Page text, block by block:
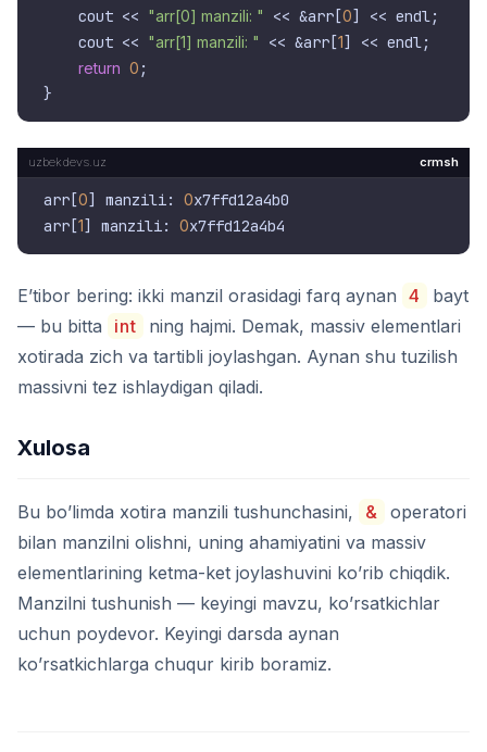
    cout <<
"arr[0] manzili: " << &arr[0] << endl;
    cout <<
"arr[1] manzili: " << &arr[1] << endl;
return 0 ;
crmsh
arr[0] manzili: 0x7ffd12a4b0
arr[1] manzili: 0
E’tibor bering: ikki manzil orasidagi farq aynan 4
bayt
— bu bitta
int
ning hajmi. Demak, massiv elementlari
xotirada zich va tartibli joylashgan. Aynan shu tuzilish
massivni tez ishlaydigan qiladi.
Xulosa
Bu bo’limda xotira manzili tushunchasini, & operatori
bilan manzilni olishni, uning ahamiyatini va massiv
elementlarining ketma-ket joylashuvini ko’rib chiqdik.
Manzilni tushunish — keyingi mavzu, ko’rsatkichlar
uchun poydevor. Keyingi darsda aynan
ko’rsatkichlarga chuqur kirib boramiz.